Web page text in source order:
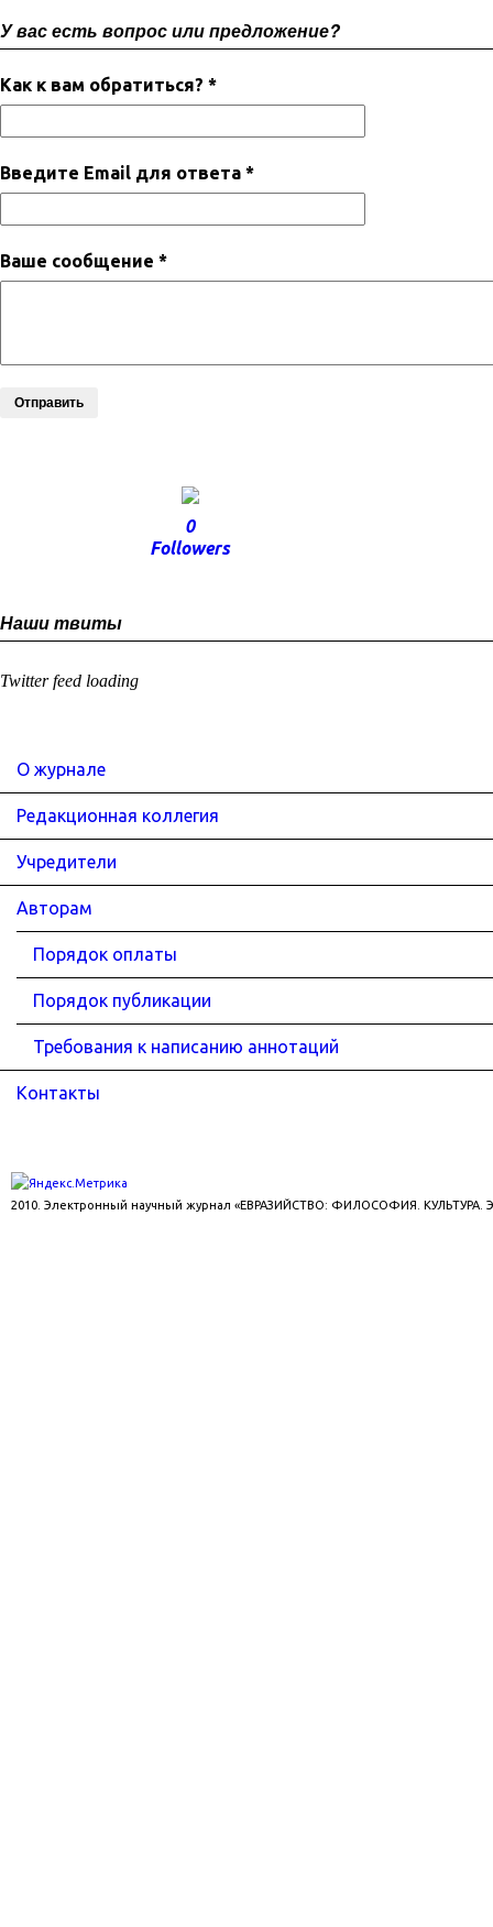
У вас есть вопрос или предложение?
Как к вам обратиться? *
Введите Email для ответа *
Ваше сообщение *
Отправить
0
Followers
Наши твиты
Twitter feed loading
О журнале
Редакционная коллегия
Учредители
Авторам
Порядок оплаты
Порядок публикации
Требования к написанию аннотаций
Контакты
2010. Электронный научный журнал «ЕВРАЗИЙСТВО: ФИЛОСОФИЯ. КУЛЬТУРА.